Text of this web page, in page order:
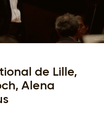
de Lille,
Alena